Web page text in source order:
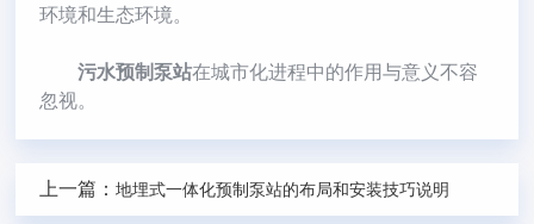
环境和生态环境。
污水预制泵站在城市化进程中的作用与意义不容
忽视。
上一篇：地埋式一体化预制泵站的布局和安装技巧说明